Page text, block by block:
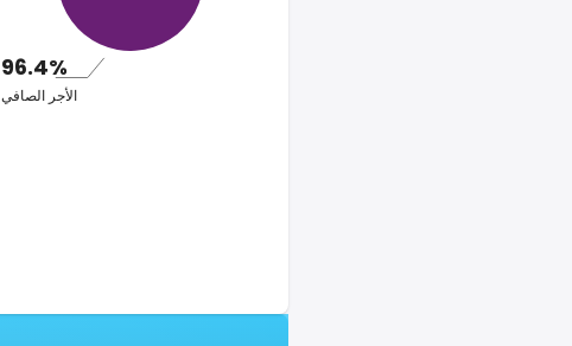
96.4%
الأجر الصافي